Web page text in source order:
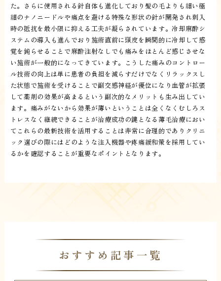
た。さらに使用される針自体も進化しており髪の毛よりも細い極
細のナノニードルや痛点を避ける特殊な形状の針が開発され刺入
時の抵抗を最小限に抑える工夫が凝らされています。冷却麻酔シ
ステムの導入も進んでおり施術直前に頭皮を瞬間的に冷却して感
覚を鈍らせることで麻酔注射なしでも痛みをほとんど感じさせな
い施術が一般的になってきています。こうした痛みのコントロー
ル技術の向上は単に患者の負担を減らすだけでなくリラックスし
た状態で施術を受けることで副交感神経が優位になり血管が拡張
して薬剤の効果が高まるという副次的なメリットも生み出してい
ます。痛みがないから効果が薄いということは全くなくむしろス
トレスなく継続できることが治療成功の鍵となる薄毛治療におい
てこれらの最新技術を活用することは非常に合理的でありクリニ
ック選びの際にはどのような注入機器や疼痛緩和策を採用してい
るかを確認することが重要なポイントとなります。
おすすめ記事一覧